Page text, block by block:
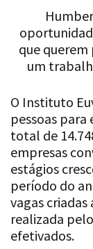
que querem
um
O Instituto
pessoas para
total de
empresas
estágios
período do
vagas criadas
realizada
efetivados.